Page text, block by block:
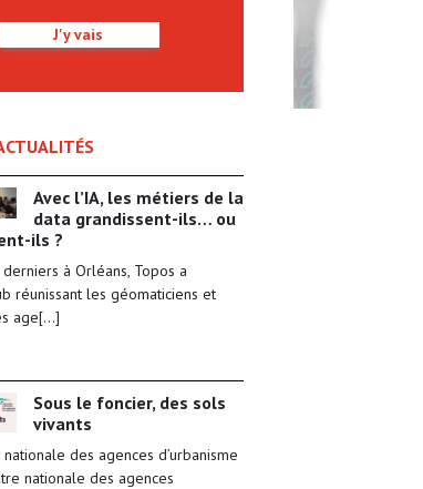
J'y vais
Avec l’IA, les métiers de la
data grandissent-ils… ou
ils ?
à Orléans, Topos a
réunissant les géomaticiens et
age[...]
Sous le foncier, des sols
vivants
des agences d’urbanisme
nationale des agences